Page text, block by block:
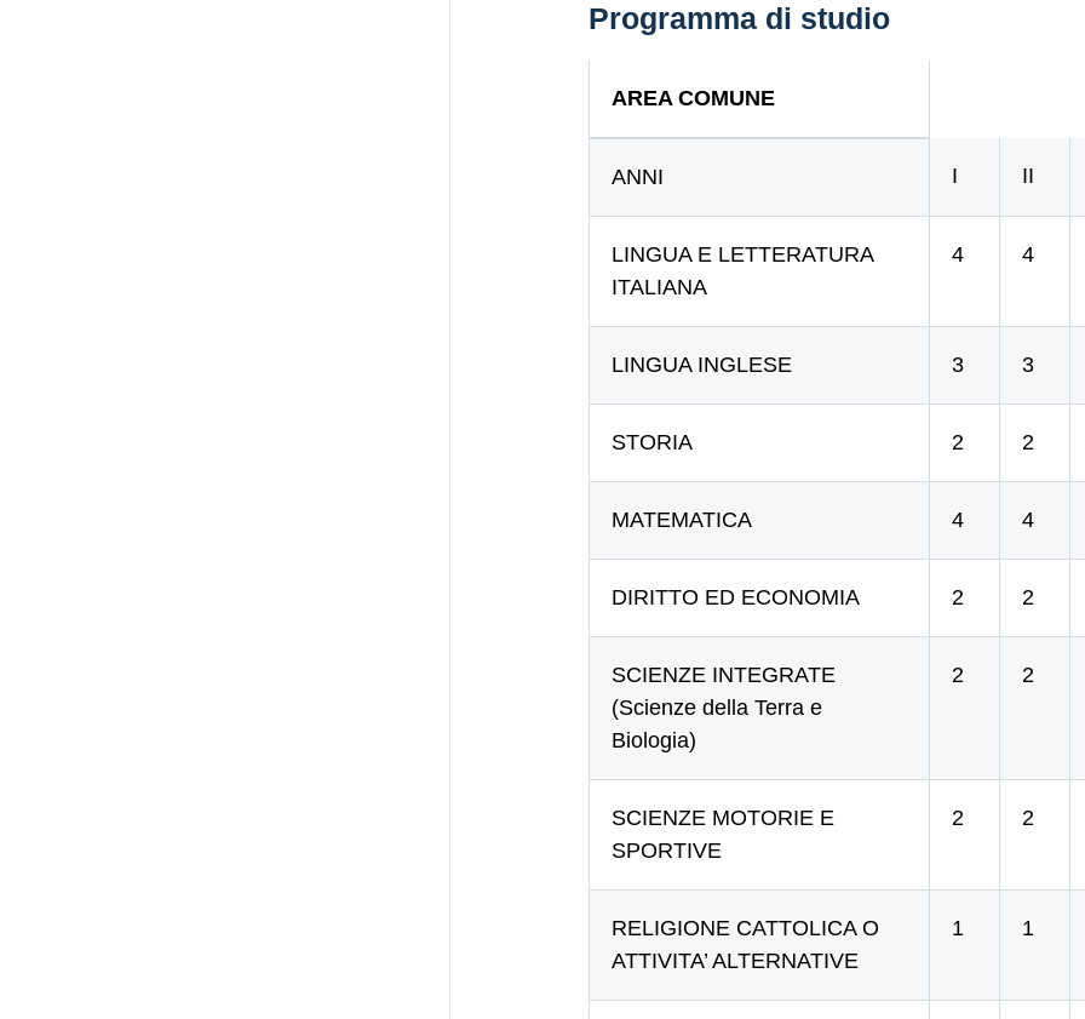
Programma di studio
AREA COMUNE
ANNI I II
LINGUA E LETTERATURA
ITALIANA
4 4
LINGUA INGLESE 3 3
STORIA 2 2
MATEMATICA 4 4
DIRITTO ED ECONOMIA 2 2
SCIENZE INTEGRATE
(Scienze della Terra e
Biologia)
2 2
SCIENZE MOTORIE E
SPORTIVE
2 2
RELIGIONE CATTOLICA O
ATTIVITA’ ALTERNATIVE
1 1